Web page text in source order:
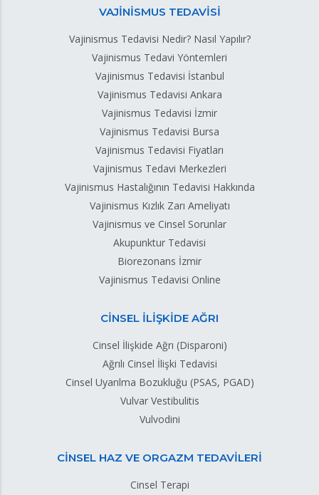
VAJİNİSMUS TEDAVİSİ
Vajinismus Tedavisi Nedir? Nasıl Yapılır?
Vajinismus Tedavi Yöntemleri
Vajinismus Tedavisi İstanbul
Vajinismus Tedavisi Ankara
Vajinismus Tedavisi İzmir
Vajinismus Tedavisi Bursa
Vajinismus Tedavisi Fiyatları
Vajinismus Tedavi Merkezleri
Vajinismus Hastalığının Tedavisi Hakkında
Vajinismus Kızlık Zarı Ameliyatı
Vajinismus ve Cinsel Sorunlar
Akupunktur Tedavisi
Biorezonans İzmir
Vajinismus Tedavisi Online
CİNSEL İLİŞKİDE AĞRI
Cinsel İlişkide Ağrı (Disparoni)
Ağrılı Cinsel İlişki Tedavisi
Cinsel Uyarılma Bozukluğu (PSAS, PGAD)
Vulvar Vestibulitis
Vulvodini
CİNSEL HAZ VE ORGAZM TEDAVİLERİ
Cinsel Terapi